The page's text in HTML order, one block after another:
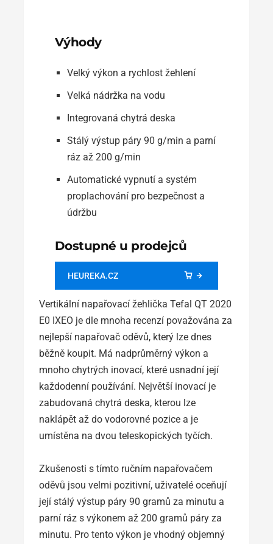
Výhody
Velký výkon a rychlost žehlení
Velká nádržka na vodu
Integrovaná chytrá deska
Stálý výstup páry 90 g/min a parní
ráz až 200 g/min
Automatické vypnutí a systém
proplachování pro bezpečnost a
údržbu
Dostupné u prodejců
HEUREKA.CZ
Vertikální napařovací žehlička Tefal QT 2020
E0 IXEO je dle mnoha recenzí považována za
nejlepší napařovač oděvů, který lze dnes
běžně koupit. Má nadprůměrný výkon a
mnoho chytrých inovací, které usnadní její
každodenní používání. Největší inovací je
zabudovaná chytrá deska, kterou lze
naklápět až do vodorovné pozice a je
umístěna na dvou teleskopických tyčích.
Zkušenosti s tímto ručním napařovačem
oděvů jsou velmi pozitivní, uživatelé oceňují
její stálý výstup páry 90 gramů za minutu a
parní ráz s výkonem až 200 gramů páry za
minutu. Pro tento výkon je vhodný objemný